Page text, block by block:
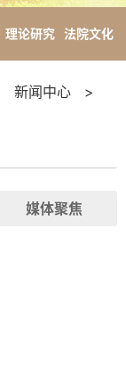
理论研究 法院文化
新闻中心 >
媒体聚焦